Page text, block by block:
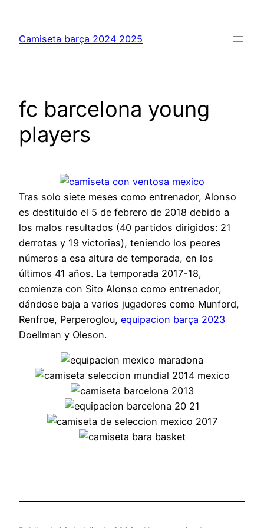
contenido
Camiseta barça 2024 2025
fc barcelona young
players
Tras solo siete meses como entrenador, Alonso
es destituido el 5 de febrero de 2018 debido a
los malos resultados (40 partidos dirigidos: 21
derrotas y 19 victorias), teniendo los peores
números a esa altura de temporada, en los
últimos 41 años. La temporada 2017-18,
comienza con Sito Alonso como entrenador,
dándose baja a varios jugadores como Munford,
Renfroe, Perperoglou, equipacion barça 2023
Doellman y Oleson.